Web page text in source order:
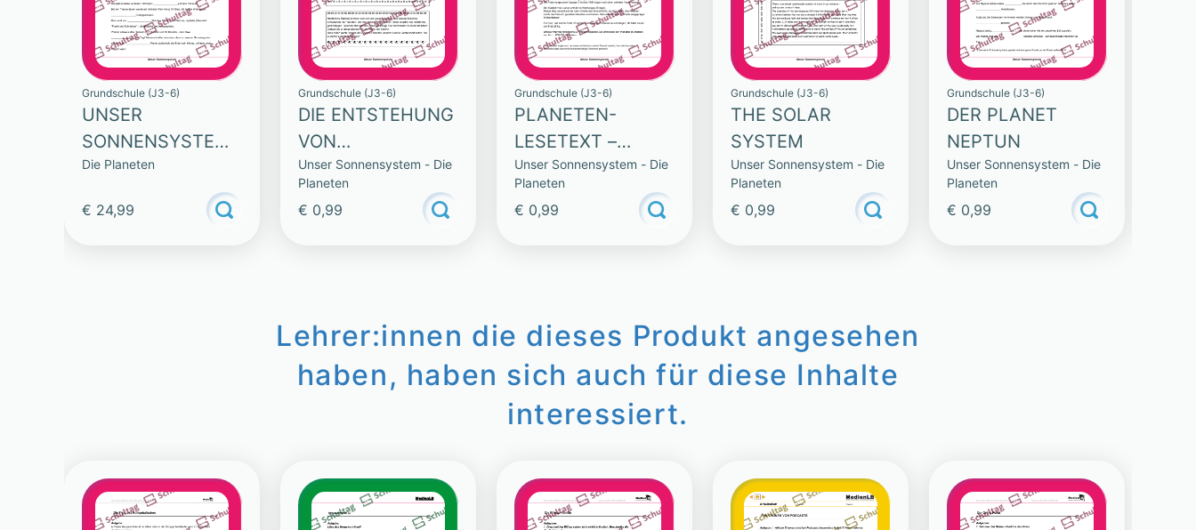
Grundschule (J3-6)
UNSER
SONNENSYSTEM
(SAMMLUNG)
Die Planeten
€ 24,99
Grundschule (J3-6)
DIE ENTSTEHUNG
VON
SONNENSYSTEM
UND PLANETEN
Unser Sonnensystem - Die
Planeten
€ 0,99
Grundschule (J3-6)
PLANETEN-
LESETEXT –
URANUS
Unser Sonnensystem - Die
Planeten
€ 0,99
Grundschule (J3-6)
THE SOLAR
SYSTEM
Unser Sonnensystem - Die
Planeten
€ 0,99
Grundschule (J3-6)
DER PLANET
NEPTUN
Unser Sonnensystem - Die
Planeten
€ 0,99
Lehrer:innen die dieses Produkt angesehen
haben, haben sich auch für diese Inhalte
interessiert.